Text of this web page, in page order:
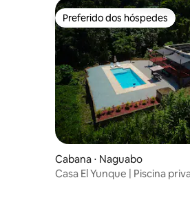
Preferido dos hóspedes
Preferido dos hóspedes
Cabana ⋅ Naguabo
Casa El Yunque | Piscina